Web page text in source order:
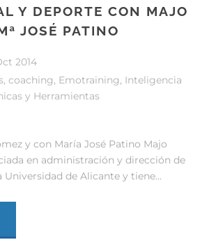
Y DEPORTE CON MAJO
JOSÉ PATINO
2014
, coaching, Emotraining, Inteligencia
y Herramientas
y con María José Patino Majo
en administración y dirección de
Universidad de Alicante y tiene...